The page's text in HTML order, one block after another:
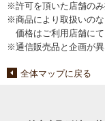
※許可を頂いた店舗のみ
※商品により取扱いの
価格はご利用店舗にて
※通信販売品と企画が異
全体マップに戻る